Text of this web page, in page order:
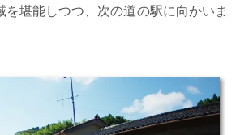
を堪能しつつ、次の道の駅に向かいま